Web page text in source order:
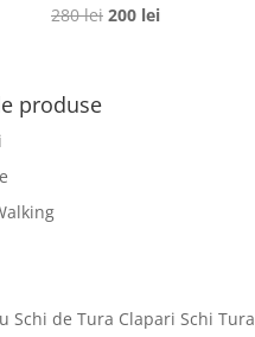
280lei Prețul
200 leiPrețul
produse
Schi de Tura Clapari Schi Tura